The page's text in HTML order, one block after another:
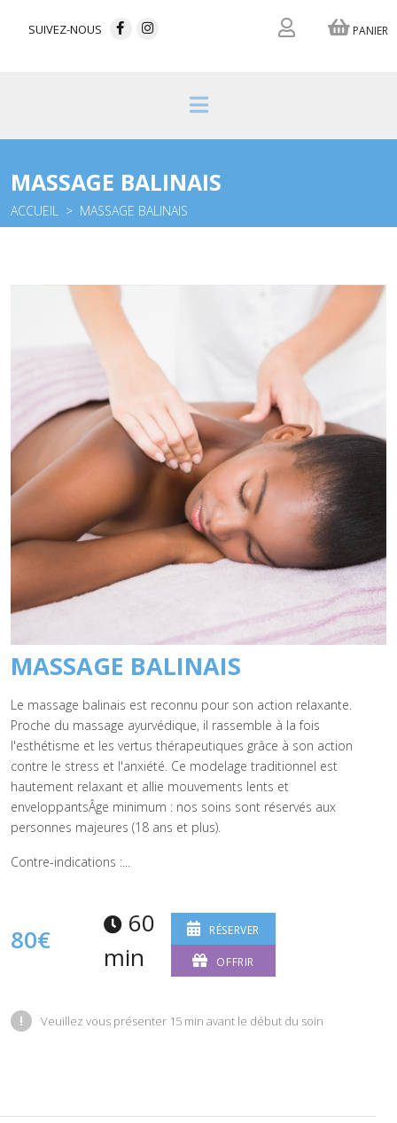
SUIVEZ-NOUS PANIER
MASSAGE BALINAIS
ACCUEIL MASSAGE BALINAIS
MASSAGE BALINAIS
Le massage balinais est reconnu pour son action relaxante.
Proche du massage ayurvédique, il rassemble à la fois
l'esthétisme et les vertus thérapeutiques grâce à son action
contre le stress et l'anxiété. Ce modelage traditionnel est
hautement relaxant et allie mouvements lents et
enveloppantsÂge minimum : nos soins sont réservés aux
personnes majeures (18 ans et plus).
Contre-indications :...
80€
60
min
RÉSERVER
OFFRIR
! Veuillez vous présenter 15 min avant le début du soin